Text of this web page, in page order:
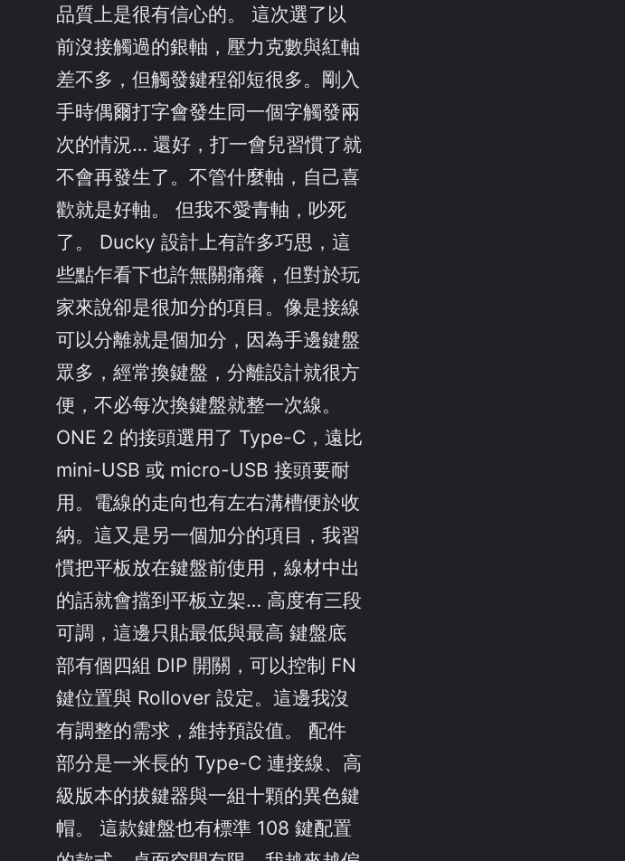
品質上是很有信心的。 這次選了以
前沒接觸過的銀軸，壓力克數與紅軸
差不多，但觸發鍵程卻短很多。剛入
手時偶爾打字會發生同一個字觸發兩
次的情況… 還好，打一會兒習慣了就
不會再發生了。不管什麼軸，自己喜
歡就是好軸。 但我不愛青軸，吵死
了。 Ducky 設計上有許多巧思，這
些點乍看下也許無關痛癢，但對於玩
家來說卻是很加分的項目。像是接線
可以分離就是個加分，因為手邊鍵盤
眾多，經常換鍵盤，分離設計就很方
便，不必每次換鍵盤就整一次線。
ONE 2 的接頭選用了 Type-C，遠比
mini-USB 或 micro-USB 接頭要耐
用。電線的走向也有左右溝槽便於收
納。這又是另一個加分的項目，我習
慣把平板放在鍵盤前使用，線材中出
的話就會擋到平板立架… 高度有三段
可調，這邊只貼最低與最高 鍵盤底
部有個四組 DIP 開關，可以控制 FN
鍵位置與 Rollover 設定。這邊我沒
有調整的需求，維持預設值。 配件
部分是一米長的 Type-C 連接線、高
級版本的拔鍵器與一組十顆的異色鍵
帽。 這款鍵盤也有標準 108 鍵配置